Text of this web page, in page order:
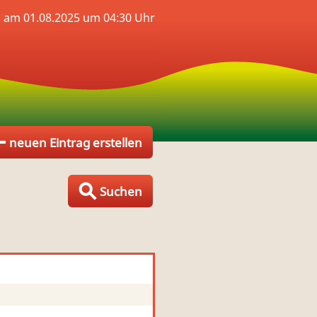
neuen Eintrag erstellen
Suchen
01.08.2025 um 04:30 Uhr